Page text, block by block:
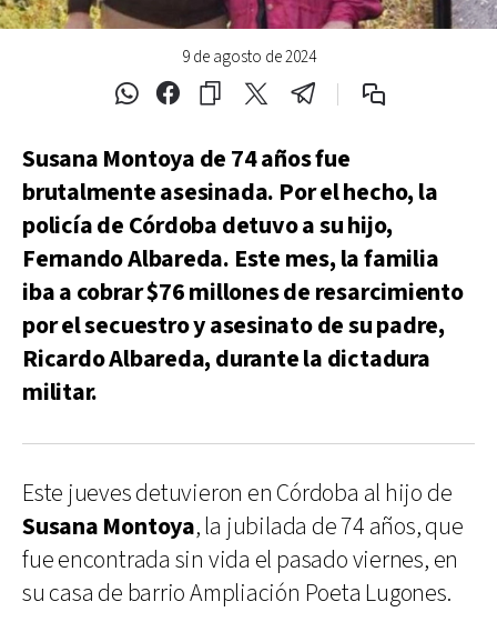
9 de agosto de 2024
Susana Montoya de 74 años fue
brutalmente asesinada. Por el hecho, la
policía de Córdoba detuvo a su hijo,
Fernando Albareda. Este mes, la familia
iba a cobrar $76 millones de resarcimiento
por el secuestro y asesinato de su padre,
Ricardo Albareda, durante la dictadura
militar.
Este jueves detuvieron en Córdoba al hijo de
Susana Montoya, la jubilada de 74 años, que
fue encontrada sin vida el pasado viernes, en
su casa de barrio Ampliación Poeta Lugones.